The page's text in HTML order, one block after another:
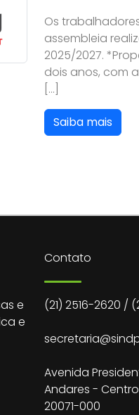
Os
assembleia
2025/2027.
dois anos, com
[…]
Saiba mais
e
e
Contato
(21) 2516-2620 /
Avenida
Andares -
20071-000